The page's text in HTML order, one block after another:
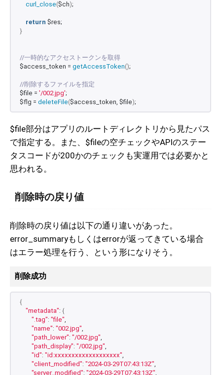
curl_close($ch);
return $res;
}
//一時的なアクセストークンを取得
$access_token = getAccessToken();
//削除するファイルを指定
$file = '/002.jpg';
$flg = deleteFile($access_token, $file);
$file部分はアプリのルートディレクトリから見たパス
で指定する。また、$fileの空チェックやAPIのステー
タスコードが200かのチェックも実運用では必要かと
思われる。
削除時の戻り値
削除時の戻り値は以下の通り違いがあった。
error_summaryもしくはerrorが返ってきている場合
はエラー処理を行う、という形になりそう。
削除成功
{
"metadata": {
".tag": "file",
"name": "002.jpg",
"path_lower": "/002.jpg",
"path_display": "/002.jpg",
"id": "id:xxxxxxxxxxxxxxxxxxx",
"client_modified": "2024-03-29T07:43:13Z",
"server_modified": "2024-03-29T07:43:13Z",